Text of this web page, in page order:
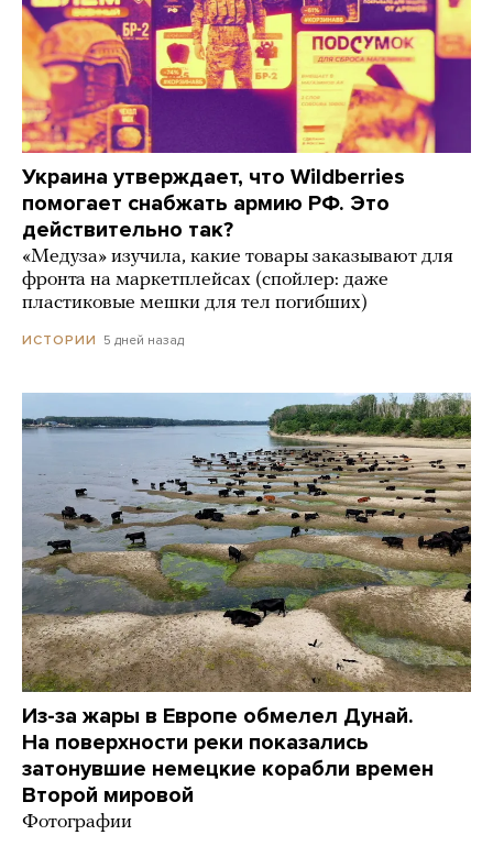
Украина утверждает, что Wildberries
помогает снабжать армию РФ. Это
действительно так?
«Медуза» изучила, какие товары заказывают для
фронта на маркетплейсах (спойлер: даже
пластиковые мешки для тел погибших)
ИСТОРИИ 5 дней назад
Из-за жары в Европе обмелел Дунай.
На поверхности реки показались
затонувшие немецкие корабли времен
Второй мировой
Фотографии